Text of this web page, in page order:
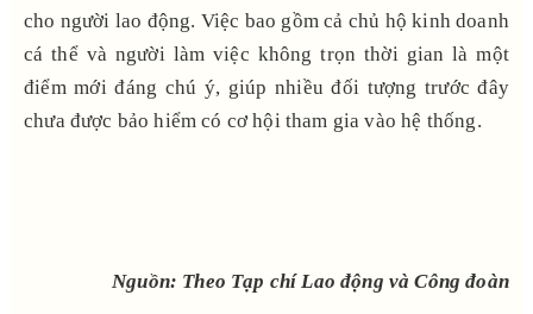
cho người lao động. Việc bao gồm cả chủ hộ kinh doanh
cá thể và người làm việc không trọn thời gian là một
điểm mới đáng chú ý, giúp nhiều đối tượng trước đây
chưa được bảo hiểm có cơ hội tham gia vào hệ thống.
Nguồn: Theo Tạp chí Lao động và Công đoàn